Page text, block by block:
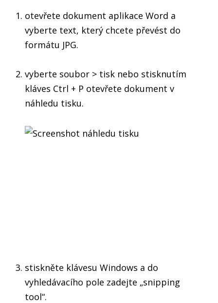
otevřete dokument aplikace Word a
vyberte text, který chcete převést do
formátu JPG.
vyberte soubor > tisk nebo stisknutím
kláves Ctrl + P otevřete dokument v
náhledu tisku.
stiskněte klávesu Windows a do
vyhledávacího pole zadejte „snipping
tool“.